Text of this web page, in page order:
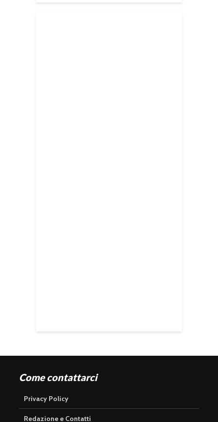
Come contattarci
Privacy Policy
Redazione e Contatti